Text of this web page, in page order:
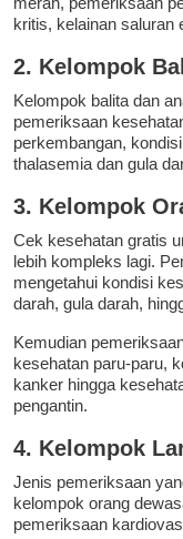
kritis, kelainan saluran
2. Kelompok
Kelompok balita dan
pemeriksaan
perkembangan,
thalasemia dan gula
3. Kelompok
Cek kesehatan gratis
lebih kompleks lagi.
mengetahui kondisi
darah, gula darah,
Kemudian
kesehatan paru-paru,
kanker hingga
pengantin.
4. Kelompok
Jenis pemeriksaan
kelompok orang
pemeriksaan